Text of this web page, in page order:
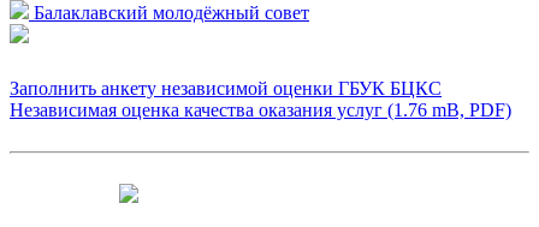
Балаклавский молодёжный совет
Заполнить анкету независимой оценки ГБУК БЦКС
Независимая оценка качества оказания услуг (1.76 mB, PDF)